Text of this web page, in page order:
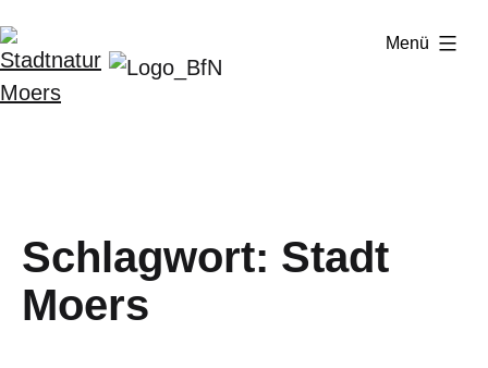
Inhalt
springen
Menü
Schlagwort: Stadt
Moers